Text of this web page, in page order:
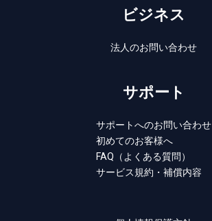
ビジネス
法人のお問い合わせ
サポート
サポートへのお問い合わせ
初めてのお客様へ
FAQ（よくある質問）
サービス規約・補償内容